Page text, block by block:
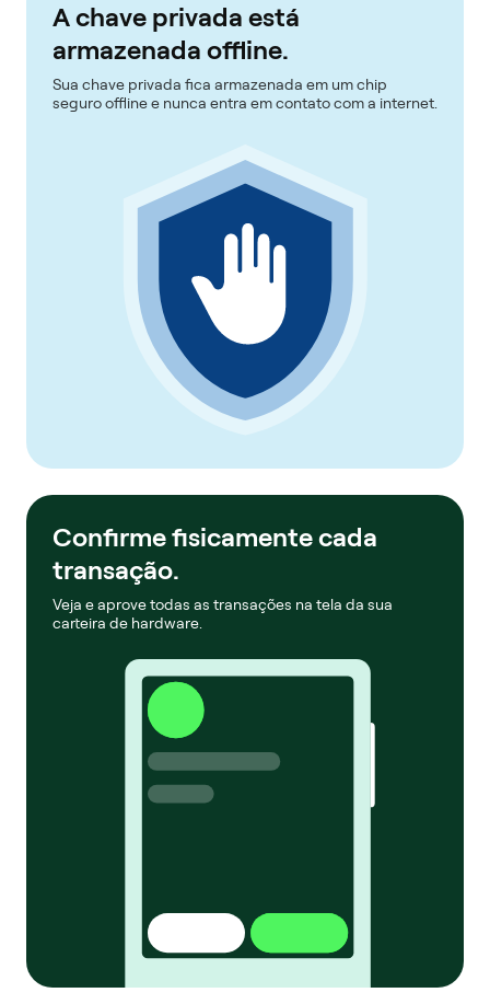
A chave privada está
armazenada offline.
Sua chave privada fica armazenada em um chip
seguro offline e nunca entra em contato com a internet.
Confirme fisicamente cada
transação.
Veja e aprove todas as transações na tela da sua
carteira de hardware.